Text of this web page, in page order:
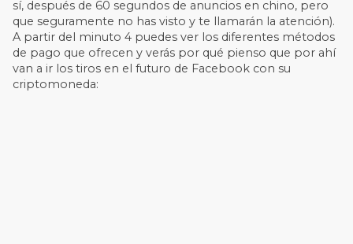
sí, después de 60 segundos de anuncios en chino, pero
que seguramente no has visto y te llamarán la atención).
A partir del minuto 4 puedes ver los diferentes métodos
de pago que ofrecen y verás por qué pienso que por ahí
van a ir los tiros en el futuro de Facebook con su
criptomoneda: